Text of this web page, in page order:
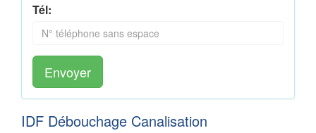
Tél:
Envoyer
IDF Débouchage Canalisation